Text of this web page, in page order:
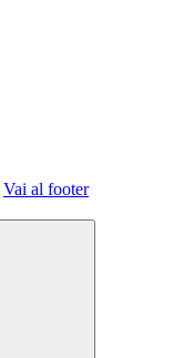
Vai al footer